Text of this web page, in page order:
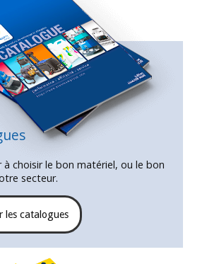
à choisir le bon matériel, ou le bon
secteur.
les catalogues